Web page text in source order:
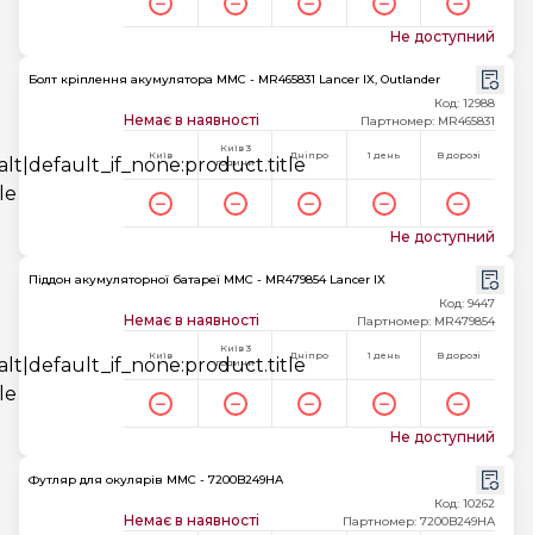
Не доступний
Болт кріплення акумулятора MMC - MR465831 Lancer IX, Outlander
Немає в наявності
Код: 12988
Партномер: MR465831
Київ
Київ 3
години
Дніпро 1 день В дорозі
Не доступний
Піддон акумуляторної батареї MMC - MR479854 Lancer IX
Немає в наявності
Код: 9447
Партномер: MR479854
Київ
Київ 3
години
Дніпро 1 день В дорозі
Не доступний
Футляр для окулярів MMC - 7200B249HA
Немає в наявності
Код: 10262
Партномер: 7200B249HA